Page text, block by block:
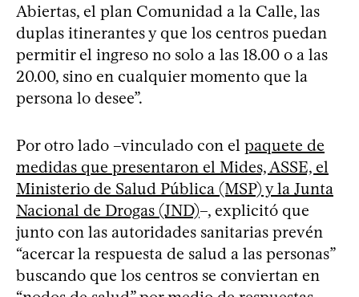
Abiertas, el plan Comunidad a la Calle, las
duplas itinerantes y que los centros puedan
permitir el ingreso no solo a las 18.00 o a las
20.00, sino en cualquier momento que la
persona lo desee”.
Por otro lado –vinculado con el paquete de
medidas que presentaron el Mides, ASSE, el
Ministerio de Salud Pública (MSP) y la Junta
Nacional de Drogas (JND)–, explicitó que
junto con las autoridades sanitarias prevén
“acercar la respuesta de salud a las personas”
buscando que los centros se conviertan en